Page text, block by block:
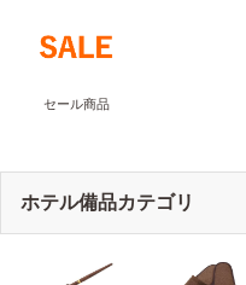
セール商品
ホテル備品カテゴリ